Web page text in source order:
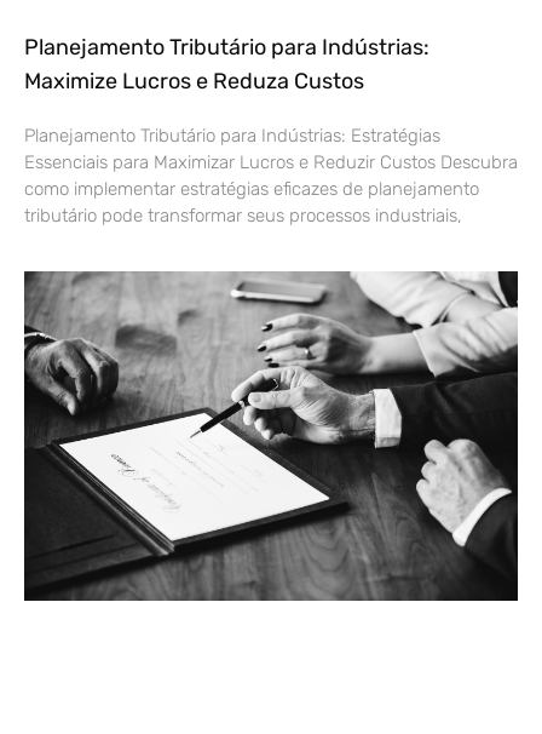
Planejamento Tributário para Indústrias:
Maximize Lucros e Reduza Custos
Planejamento Tributário para Indústrias: Estratégias
Essenciais para Maximizar Lucros e Reduzir Custos Descubra
como implementar estratégias eficazes de planejamento
tributário pode transformar seus processos industriais,